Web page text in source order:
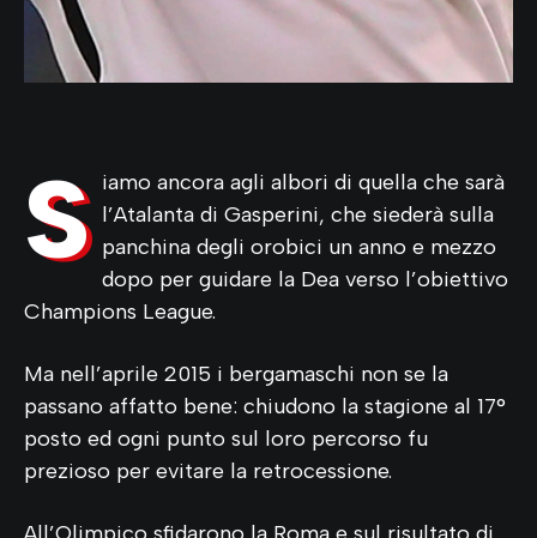
S iamo ancora agli albori di quella che sarà
l’Atalanta di Gasperini, che siederà sulla
panchina degli orobici un anno e mezzo
dopo per guidare la Dea verso l’obiettivo
Champions League.
Ma nell’aprile 2015 i bergamaschi non se la
passano affatto bene: chiudono la stagione al 17°
posto ed ogni punto sul loro percorso fu
prezioso per evitare la retrocessione.